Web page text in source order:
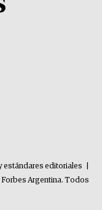
estándares editoriales
Argentina. Todos